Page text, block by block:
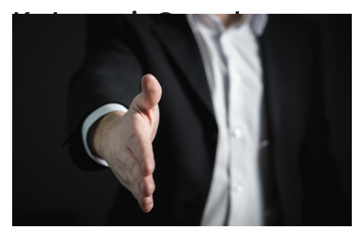
Kategori:Genel